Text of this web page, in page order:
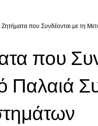
Ζητήματα που Συνδέονται με τη
που